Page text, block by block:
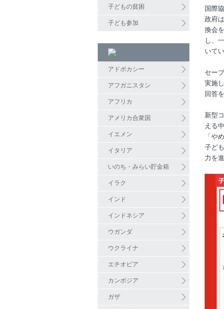
子どもの貧困
子ども参加
アドボカシー
アフガニスタン
アフリカ
アメリカ合衆国
イエメン
イタリア
いのち・みらい貯金箱
イラク
インド
インドネシア
ウガンダ
ウクライナ
エチオピア
カンボジア
ガザ
国際
政府
換会
し、
いて
セー
実施
回答
新型
える
「や
子ど
力を